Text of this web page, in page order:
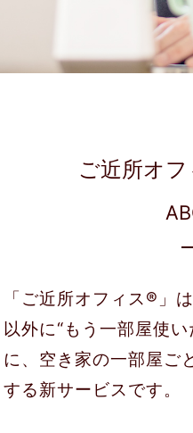
ご近所オ
「ご近所オフィス®」
以外に“もう一部屋使
に、 空き家の一部屋ご
する新サービスです。